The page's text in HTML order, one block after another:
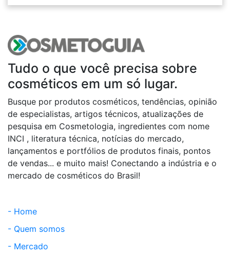
Tudo o que você precisa sobre
cosméticos em um só lugar.
Busque por produtos cosméticos, tendências, opinião
de especialistas, artigos técnicos, atualizações de
pesquisa em Cosmetologia, ingredientes com nome
INCI , literatura técnica, notícias do mercado,
lançamentos e portfólios de produtos finais, pontos
de vendas... e muito mais! Conectando a indústria e o
mercado de cosméticos do Brasil!
- Home
- Quem somos
- Mercado